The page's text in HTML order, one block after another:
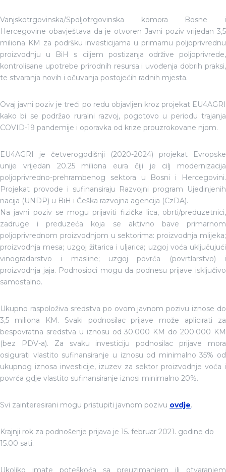
Vanjskotrgovinska/Spoljotrgovinska komora Bosne i
Hercegovine obavještava da je otvoren Javni poziv vrijedan 3,5
miliona KM za podršku investicijama u primarnu poljoprivrednu
proizvodnju u BiH s ciljem postizanja održive poljoprivrede,
kontrolisane upotrebe prirodnih resursa i uvođenja dobrih praksi,
te stvaranja novih i očuvanja postojećih radnih mjesta.
Ovaj javni poziv je treći po redu objavljen kroz projekat EU4AGRI
kako bi se podržao ruralni razvoj, pogotovo u periodu trajanja
COVID-19 pandemije i oporavka od krize prouzrokovane njom.
EU4AGRI je četverogodišnji (2020-2024) projekat Evropske
unije vrijedan 20.25 miliona eura čiji je cilj modernizacija
poljoprivredno-prehrambenog sektora u Bosni i Hercegovini.
Projekat provode i sufinansiraju Razvojni program Ujedinjenih
nacija (UNDP) u BiH i Češka razvojna agencija (CzDA).
Na javni poziv se mogu prijaviti fizička lica, obrti/preduzetnici,
zadruge i preduzeća koja se aktivno bave primarnom
poljoprivrednom proizvodnjom u sektorima: proizvodnja mlijeka;
proizvodnja mesa; uzgoj žitarica i uljarica; uzgoj voća uključujući
vinogradarstvo i masline; uzgoj povrća (povrtlarstvo) i
proizvodnja jaja. Podnosioci mogu da podnesu prijave isključivo
samostalno.
Ukupno raspoloživa sredstva po ovom javnom pozivu iznose do
3,5 miliona KM. Svaki podnosilac prijave može aplicirati za
bespovratna sredstva u iznosu od 30.000 KM do 200.000 KM
(bez PDV-a). Za svaku investiciju podnosilac prijave mora
osigurati vlastito sufinansiranje u iznosu od minimalno 35% od
ukupnog iznosa investicije, izuzev za sektor proizvodnje voća i
povrća gdje vlastito sufinansiranje iznosi minimalno 20%.
Svi zainteresirani mogu pristupiti javnom pozivu ovdje.
Krajnji rok za podnošenje prijava je 15. februar 2021. godine do
15.00 sati.
Ukoliko imate poteškoća sa preuzimanjem ili otvaranjem